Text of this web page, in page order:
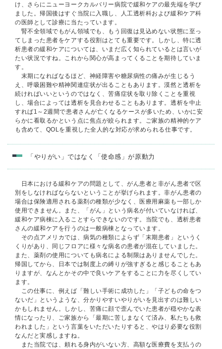
け、さらにニューヨークカルバリー病院で緩和ケアの最先端を学び
ました。帰国後はすぐ当院に入職し、人工透析科および緩和ケア科
の医師として診療に当たっています。
腎不全領域でもがん領域でも、もう回復は見込めない状態に至っ
てしまった患者をケアする役割はとても重要です。しかし、特に透
析患者の緩和ケアについては、いまだ広く知られているとは言いが
たい状況ですね。これから関心が高まってくることを期待していま
す。
末期になればなるほど、神経障害や糖尿病性の痛みが生じるう
え、呼吸困難や精神関連症状が出ることもあります。漠然と透析を
続ければいいというのではなく、苦痛症状を取り除くことを重視
し、場合によっては透析を見合わせることもあります。透析を中止
すれば1～2週間で患者さんが亡くなるケースが多いため、いかに安
らかに看取るかという点に焦点が絞られます。ご家族の精神的ケア
も含めて、QOLを重視した全人的な対応が求められる仕事です。
「やりがい」ではなく「使命感」が原動力
日本における緩和ケアの問題として、がん患者と非がん患者で区
別をしなければならないということが挙げられます。非がん患者の
場合は保険適用される薬剤の種類が少なく、医療用麻薬も一部しか
使用できません。また、「がん」という病名が付いていなければ、
緩和ケア病棟に入ることすらできないのです。当院でも、透析患者
さんの緩和ケアを行うのは一般病棟となっています。
その点アメリカでは、病気の種類によらず「末期患者」というく
くりがあり、同じフロアに様々な病名の患者が混在していました。
また、薬剤の使用についても病名による制限はありませんでした。
帰国してから、日本では制度上の縛りが強すぎると感じることもあ
りますが、なんとかその中で良いケアをすることに力を尽くしてい
ます。
この仕事に、例えば「難しい手術に成功した」「子どもの命をつ
ないだ」というような、分かりやすいやりがいを見出すのは難しい
かもしれません。しかし、苦痛に顔で歪んでいた患者が穏やかな表
情になったり、ご家族から「最期に苦しまなくて済み、私たちも救
われました」という言葉をいただいたりすると、やはり必要な役割
なんだと実感しますね。
また当院では、頼れる身内がいない方、高額な医療費を支払うの